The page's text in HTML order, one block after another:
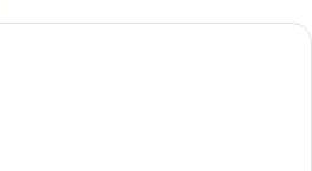
1 ห้องนอน, เครื่องนอนระดับพรีเมียม,